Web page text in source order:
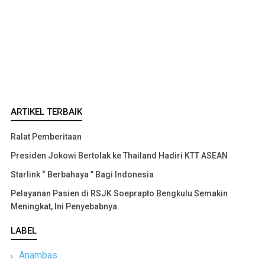
ARTIKEL TERBAIK
Ralat Pemberitaan
Presiden Jokowi Bertolak ke Thailand Hadiri KTT ASEAN
Starlink “ Berbahaya ” Bagi Indonesia
Pelayanan Pasien di RSJK Soeprapto Bengkulu Semakin
Meningkat, Ini Penyebabnya
LABEL
Anambas